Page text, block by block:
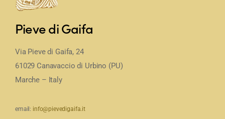
Pieve di Gaifa
Via Pieve di Gaifa, 24
61029 Canavaccio di Urbino (PU)
Marche – Italy
email: info@pievedigaifa.it